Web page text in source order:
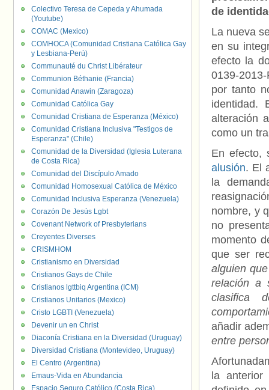
de
La nueva
en su
efecto la
0139-
por tanto
identidad.
alteración
como un
En efecto,
alusión. El
la
nombre, y
no
momento
que ser
alguien
relación a
clasifica
añadir
entre
la
Colectivo Teresa de Cepeda y Ahumada
(Youtube)
COMAC (Mexico)
COMHOCA (Comunidad Cristiana Católica Gay
y Lesbiana-Perú)
Communauté du Christ Libérateur
Communion Béthanie (Francia)
Comunidad Anawin (Zaragoza)
Comunidad Católica Gay
Comunidad Cristiana de Esperanza (México)
Comunidad Cristiana Inclusiva "Testigos de
Esperanza" (Chile)
Comunidad de la Diversidad (Iglesia Luterana
de Costa Rica)
Comunidad del Discípulo Amado
Comunidad Homosexual Católica de México
Comunidad Inclusiva Esperanza (Venezuela)
Corazón De Jesús Lgbt
Covenant Network of Presbyterians
Creyentes Diverses
CRISMHOM
Cristianismo en Diversidad
Cristianos Gays de Chile
Cristianos lgttbiq Argentina (ICM)
Cristianos Unitarios (Mexico)
Cristo LGBTI (Venezuela)
Devenir un en Christ
Diaconía Cristiana en la Diversidad (Uruguay)
Diversidad Cristiana (Montevideo, Uruguay)
El Centro (Argentina)
Emaus-Vida en Abundancia
Espacio Seguro Católico (Costa Rica)